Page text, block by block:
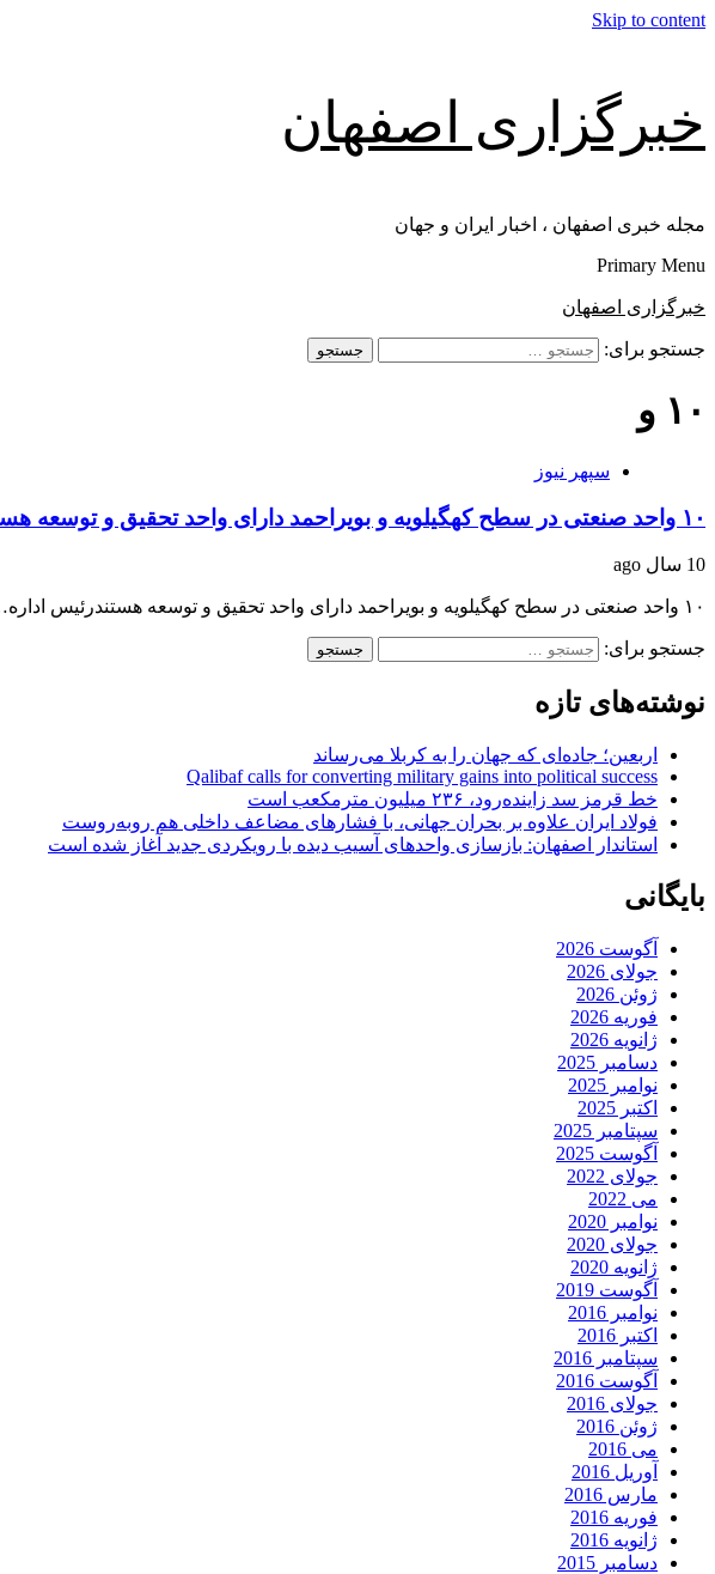
Skip to content
خبرگزاری اصفهان
مجله خبری اصفهان ، اخبار ایران و جهان
Primary Menu
خبرگزاری اصفهان
جستجو برای:
۱۰ و
سپهر نیوز
۱۰ واحد صنعتی در سطح کهگیلویه و بویراحمد دارای واحد تحقیق و توسعه هستند
10 سال ago
۱۰ واحد صنعتی در سطح کهگیلویه و بویراحمد دارای واحد تحقیق و توسعه هستندرئیس اداره…
جستجو برای:
نوشته‌های تازه
اربعین؛ جاده‌ای که جهان را به کربلا می‌رساند
Qalibaf calls for converting military gains into political success
خط قرمز سد زاینده‌رود، ۲۳۶ میلیون مترمکعب است
فولاد ایران علاوه بر بحران جهانی، با فشارهای مضاعف داخلی هم روبه‌روست
استاندار اصفهان: بازسازی واحدهای آسیب دیده با رویکردی جدید آغاز شده است
بایگانی
آگوست 2026
جولای 2026
ژوئن 2026
فوریه 2026
ژانویه 2026
دسامبر 2025
نوامبر 2025
اکتبر 2025
سپتامبر 2025
آگوست 2025
جولای 2022
می 2022
نوامبر 2020
جولای 2020
ژانویه 2020
آگوست 2019
نوامبر 2016
اکتبر 2016
سپتامبر 2016
آگوست 2016
جولای 2016
ژوئن 2016
می 2016
آوریل 2016
مارس 2016
فوریه 2016
ژانویه 2016
دسامبر 2015